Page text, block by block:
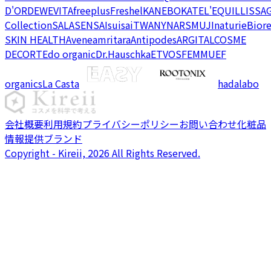
D'ORDEWEVITAfreeplusFreshelKANEBOKATEL'EQUIL
CollectionSALASENSAIsuisaiTWANYNARSMUJInaturieBiore
SKIN HEALTHAveneamritaraAntipodesARGITALCOSME
DECORTEdo organicDr.HauschkaETVOSFEMMUEF
organicsLa Casta hadalabo
会社概要利用規約プライバシーポリシーお問い合わせ化粧品
情報提供ブランド
Copyright - Kireii, 2026 All Rights Reserved.